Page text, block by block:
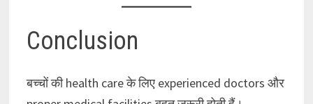
Conclusion
बच्चों की health care के लिए experienced doctors और